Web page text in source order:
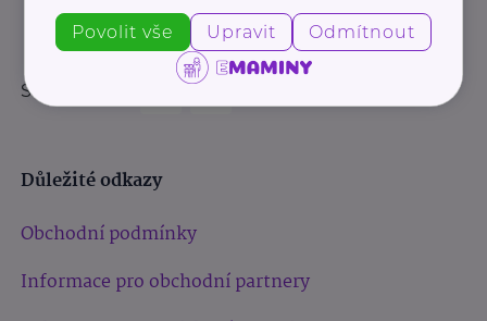
Sledujte nás:
Důležité odkazy
Obchodní podmínky
Informace pro obchodní partnery
Povolit vše Upravit Odmítnout